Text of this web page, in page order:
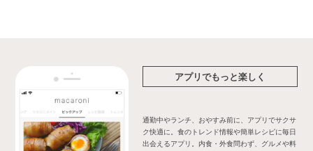
アプリでもっと楽しく
通勤中やランチ、おやすみ前に、アプリでサクサ
ク快適に。食のトレンド情報や簡単レシピに毎日
出会えるアプリ。内食・外食問わず、グルメや料